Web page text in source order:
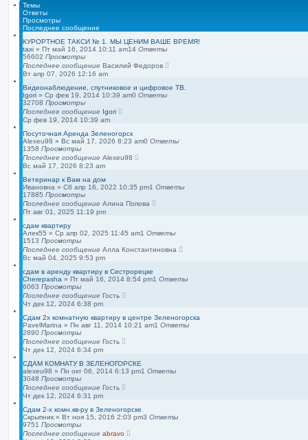
н
ы
й
п
о
и
к
Темы
Ответы
Просмотры
Последнее сообщение
КУРОРТНОЕ ТАКСИ № 1. МЫ ЦЕНИМ ВАШЕ ВРЕМЯ!
taxi » Пт май 16, 2014 10:11 am14 Ответы
56602 Просмотры
Последнее сообщение Василий Федоров
Вт апр 07, 2026 12:16 am
Видеонаблюдение, спутниковое и цифровое ТВ.
Igori » Ср фев 19, 2014 10:39 am0 Ответы
32708 Просмотры
Последнее сообщение Igori
Ср фев 19, 2014 10:39 am
Посуточная Аренда Зеленогорск
Alexeu98 » Вс май 17, 2026 8:23 am0 Ответы
1358 Просмотры
Последнее сообщение Alexeu98
Вс май 17, 2026 8:23 am
Ветеринар к Вам на дом
Ивановна » Сб апр 16, 2022 10:35 pm1 Ответы
17885 Просмотры
Последнее сообщение Алина Попова
Пт авг 01, 2025 11:19 pm
сдам квартиру
Алек55 » Ср апр 02, 2025 11:45 am1 Ответы
1513 Просмотры
Последнее сообщение Алла Константиновна
Вс май 04, 2025 9:53 pm
сдам в аренду квартиру в Сестрорецке
Cherepasha » Пт май 16, 2014 8:54 pm1 Ответы
6063 Просмотры
Последнее сообщение Гость
Чт дек 12, 2024 6:38 pm
Сдам 2х комнатную квартиру в центре Зеленогорска
PavelMarina » Пн авг 11, 2014 10:21 am1 Ответы
2890 Просмотры
Последнее сообщение Гость
Чт дек 12, 2024 6:34 pm
СДАМ КОМНАТУ В ЗЕЛЕНОГОРСКЕ
alexeu98 » Пн окт 06, 2014 6:13 pm1 Ответы
3048 Просмотры
Последнее сообщение Гость
Чт дек 12, 2024 6:31 pm
Сдам 2-х комн.кв-ру в Зеленогорске
Скрыпник » Вт ноя 15, 2016 2:03 pm3 Ответы
9751 Просмотры
Последнее сообщение abravo